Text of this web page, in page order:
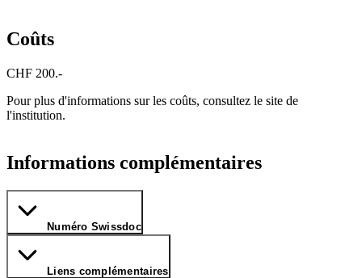
Coûts
CHF 200.-
Pour plus d'informations sur les coûts, consultez le site de
l'institution.
Informations complémentaires
Numéro Swissdoc
Liens complémentaires